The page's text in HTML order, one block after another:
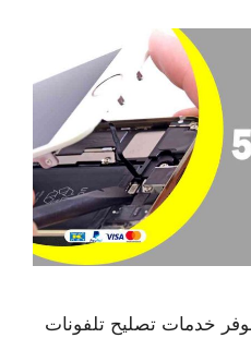
خدمات تصليح تلفونات